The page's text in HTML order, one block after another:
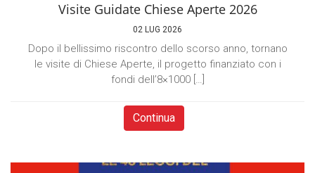
Visite Guidate Chiese Aperte 2026
02 LUG 2026
Dopo il bellissimo riscontro dello scorso anno, tornano
le visite di Chiese Aperte, il progetto finanziato con i
fondi dell’8×1000 […]
Continua